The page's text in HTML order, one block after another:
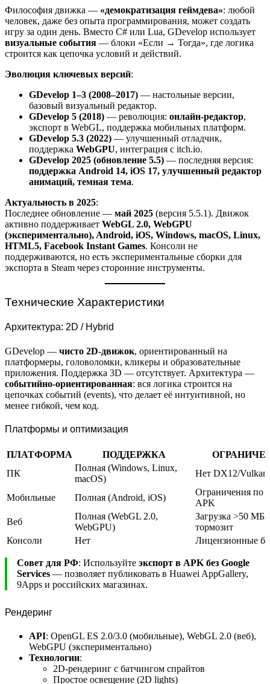
Философия движка — «демократизация геймдева»: любой
человек, даже без опыта программирования, может создать
игру за один день. Вместо C# или Lua, GDevelop использует
визуальные события — блоки «Если → Тогда», где логика
строится как цепочка условий и действий.
Эволюция ключевых версий:
GDevelop 1–3 (2008–2017) — настольные версии,
базовый визуальный редактор.
GDevelop 5 (2018) — революция: онлайн-редактор,
экспорт в WebGL, поддержка мобильных платформ.
GDevelop 5.3 (2022) — улучшенный отладчик,
поддержка WebGPU, интеграция с itch.io.
GDevelop 2025 (обновление 5.5) — последняя версия:
поддержка Android 14, iOS 17, улучшенный редактор
анимаций, темная тема.
Актуальность в 2025:
Последнее обновление — май 2025 (версия 5.5.1). Движок
активно поддерживает WebGL 2.0, WebGPU
(экспериментально), Android, iOS, Windows, macOS, Linux,
HTML5, Facebook Instant Games. Консоли не
поддерживаются, но есть экспериментальные сборки для
экспорта в Steam через сторонние инструменты.
Технические Характеристики
Архитектура: 2D / Hybrid
GDevelop — чисто 2D-движок, ориентированный на
платформеры, головоломки, кликеры и образовательные
приложения. Поддержка 3D — отсутствует. Архитектура —
событийно-ориентированная: вся логика строится на
цепочках событий (events), что делает её интуитивной, но
менее гибкой, чем код.
Платформы и оптимизация
ПЛАТФОРМА ПОДДЕРЖКА
ПК
Полная (Windows, Linux,
macOS)
Нет DX12/Vulkan
Мобильные Полная (Android, iOS)
Ограничения по
APK
Веб
Полная (WebGL 2.0,
WebGPU)
Загрузка >50 МБ
тормозит
Консоли
Нет Лицензионные
Совет для РФ: Используйте экспорт в APK без Google
Services — позволяет публиковать в Huawei AppGallery,
9Apps и российских магазинах.
Рендеринг
API: OpenGL ES 2.0/3.0 (мобильные), WebGL 2.0 (веб),
WebGPU (экспериментально)
Технологии:
2D-рендеринг с батчингом спрайтов
Простое освещение (2D lights)